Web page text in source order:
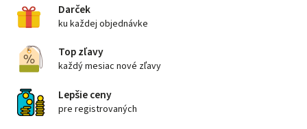
Darček
ku každej objednávke
Top zľavy
každý mesiac nové zľavy
Lepšie ceny
pre registrovaných